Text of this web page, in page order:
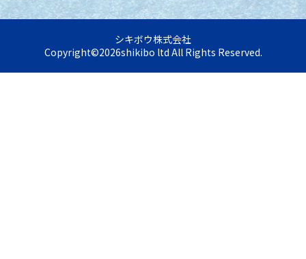
シキボウ株式会社
Copyright©2026shikibo ltd All Rights Reserved.